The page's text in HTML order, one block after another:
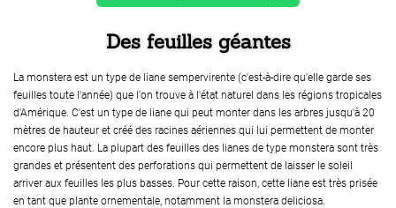
Des feuilles géantes
La monstera est un type de liane sempervirente (c'est-à-dire qu'elle garde ses
feuilles toute l'année) que l'on trouve à l'état naturel dans les régions tropicales
d'Amérique. C'est un type de liane qui peut monter dans les arbres jusqu'à 20
mètres de hauteur et créé des racines aériennes qui lui permettent de monter
encore plus haut. La plupart des feuilles des lianes de type monstera sont très
grandes et présentent des perforations qui permettent de laisser le soleil
arriver aux feuilles les plus basses. Pour cette raison, cette liane est très prisée
en tant que plante ornementale, notamment la monstera deliciosa.